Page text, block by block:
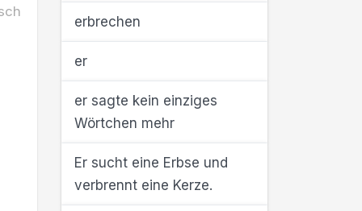
erbrechen
er
er sagte kein einziges
Wörtchen mehr
Er sucht eine Erbse und
verbrennt eine Kerze.